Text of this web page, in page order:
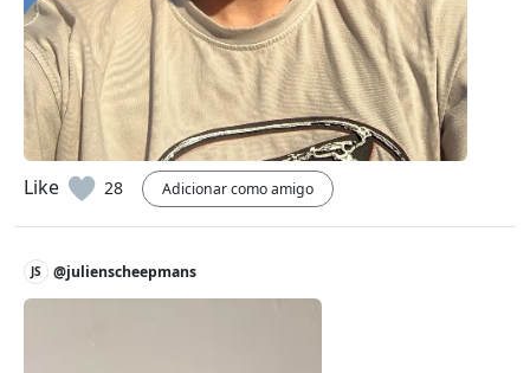
Like 28 Adicionar como amigo
JS @julienscheepmans